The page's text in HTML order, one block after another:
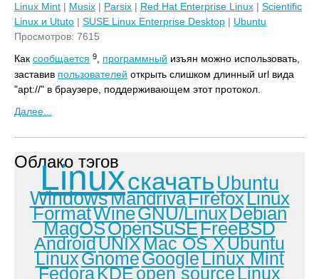
Linux Mint | Musix | Parsix | Red Hat Enterprise Linux | Scientific
Linux и Ututo | SUSE Linux Enterprise Desktop | Ubuntu
Просмотров: 7615
Как сообщается 9 программный изъян можно использовать,
заставив пользователей открыть слишком длинный url вида
"apt://" в браузере, поддерживающем этот протокол.
Далее...
Облако тэгов
Linuxскачать Ubuntu
WindowsMandrivaFirefoxLinux
FormatWineGNU/LinuxDebian
MagOSOpenSuSEFreeBSD
AndroidUNIXMac OS XUbuntu
LinuxGnomeGoogleLinux Mint
FedoraKDEopen sourceLinux